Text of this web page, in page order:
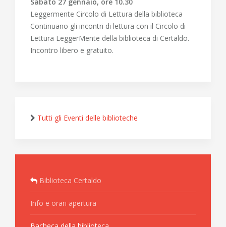
Leggermente Circolo di Lettura della biblioteca
Continuano gli incontri di lettura con il Circolo di
Lettura LeggerMente della biblioteca di Certaldo.
Incontro libero e gratuito.
Tutti gli Eventi delle biblioteche
Biblioteca Certaldo
Info e orari apertura